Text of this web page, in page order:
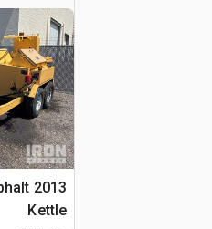
Kettle